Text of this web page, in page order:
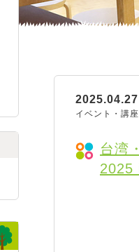
台湾
2025
イベント・講座